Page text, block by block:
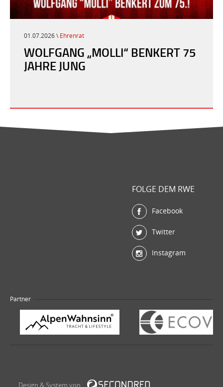
01.07.2026 \ Ehrenrat
WOLFGANG „MOLLI“ BENKERT 75
JAHRE JUNG
FOLGE DEM RWE
Facebook
Twitter
Instagram
Partner
Design & System von